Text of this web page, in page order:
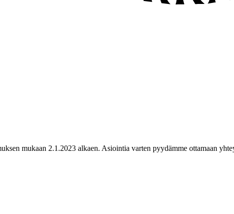
mukaan 2.1.2023 alkaen. Asiointia varten pyydämme ottamaan